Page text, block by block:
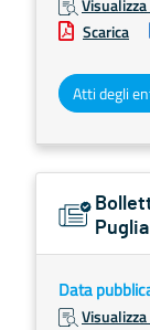
Visualizza
Scarica
Data
Visualizza